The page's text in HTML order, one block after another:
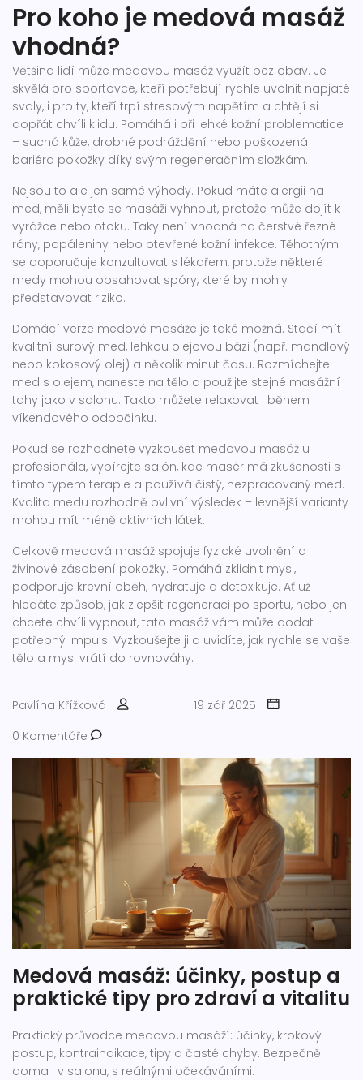
Pro koho je medová masáž
vhodná?
Většina lidí může medovou masáž využít bez obav. Je
skvělá pro sportovce, kteří potřebují rychle uvolnit napjaté
svaly, i pro ty, kteří trpí stresovým napětím a chtějí si
dopřát chvíli klidu. Pomáhá i při lehké kožní problematice
– suchá kůže, drobné podráždění nebo poškozená
bariéra pokožky díky svým regeneračním složkám.
Nejsou to ale jen samé výhody. Pokud máte alergii na
med, měli byste se masáži vyhnout, protože může dojít k
vyrážce nebo otoku. Taky není vhodná na čerstvé řezné
rány, popáleniny nebo otevřené kožní infekce. Těhotným
se doporučuje konzultovat s lékařem, protože některé
medy mohou obsahovat spóry, které by mohly
představovat riziko.
Domácí verze medové masáže je také možná. Stačí mít
kvalitní surový med, lehkou olejovou bázi (např. mandlový
nebo kokosový olej) a několik minut času. Rozmíchejte
med s olejem, naneste na tělo a použijte stejné masážní
tahy jako v salonu. Takto můžete relaxovat i během
víkendového odpočinku.
Pokud se rozhodnete vyzkoušet medovou masáž u
profesionála, vybírejte salón, kde masér má zkušenosti s
tímto typem terapie a používá čistý, nezpracovaný med.
Kvalita medu rozhodně ovlivní výsledek – levnější varianty
mohou mít méně aktivních látek.
Celkově medová masáž spojuje fyzické uvolnění a
živinové zásobení pokožky. Pomáhá zklidnit mysl,
podporuje krevní oběh, hydratuje a detoxikuje. Ať už
hledáte způsob, jak zlepšit regeneraci po sportu, nebo jen
chcete chvíli vypnout, tato masáž vám může dodat
potřebný impuls. Vyzkoušejte ji a uvidíte, jak rychle se vaše
tělo a mysl vrátí do rovnováhy.
Pavlína Křížková
19 zář 2025
0 Komentáře
Medová masáž: účinky, postup a
praktické tipy pro zdraví a vitalitu
Praktický průvodce medovou masáží: účinky, krokový
postup, kontraindikace, tipy a časté chyby. Bezpečně
doma i v salonu, s reálnými očekáváními.